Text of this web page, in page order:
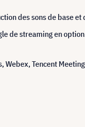
des sons de base et
de streaming en
Tencent